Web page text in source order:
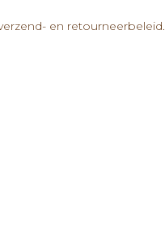
en retourneerbeleid.